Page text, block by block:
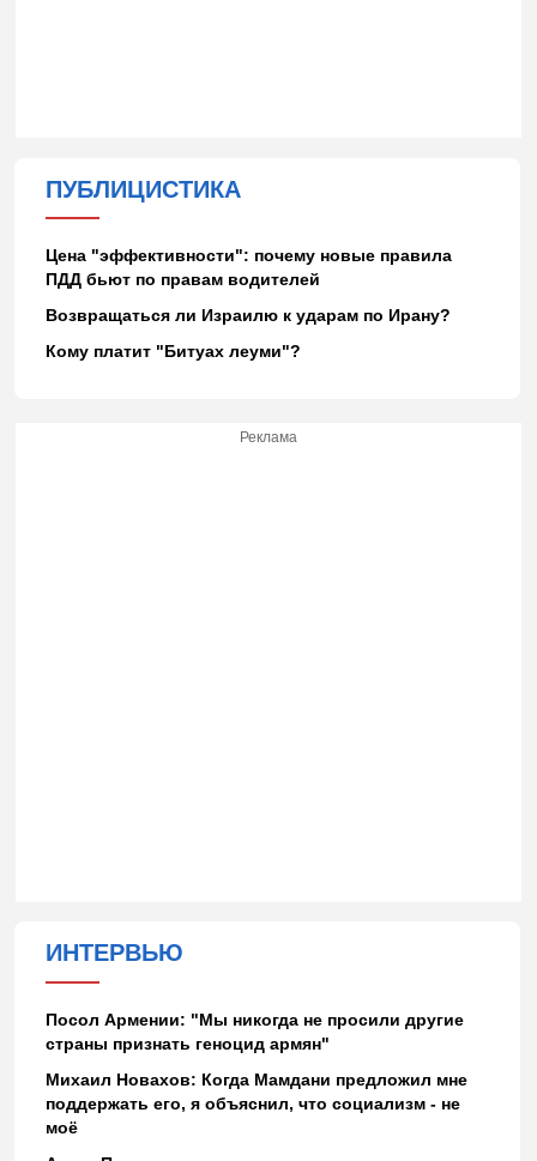
ПУБЛИЦИСТИКА
Цена "эффективности": почему новые правила
ПДД бьют по правам водителей
Возвращаться ли Израилю к ударам по Ирану?
Кому платит "Битуах леуми"?
Реклама
ИНТЕРВЬЮ
Посол Армении: "Мы никогда не просили другие
страны признать геноцид армян"
Михаил Новахов: Когда Мамдани предложил мне
поддержать его, я объяснил, что социализм - не
моё